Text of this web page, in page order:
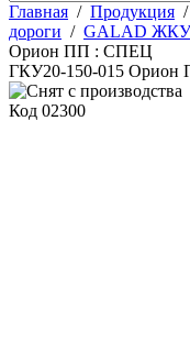
Главная / Продукция /
дороги / GALAD
Орион ПП : СПЕЦ
ГКУ20-150-015
Код 02300